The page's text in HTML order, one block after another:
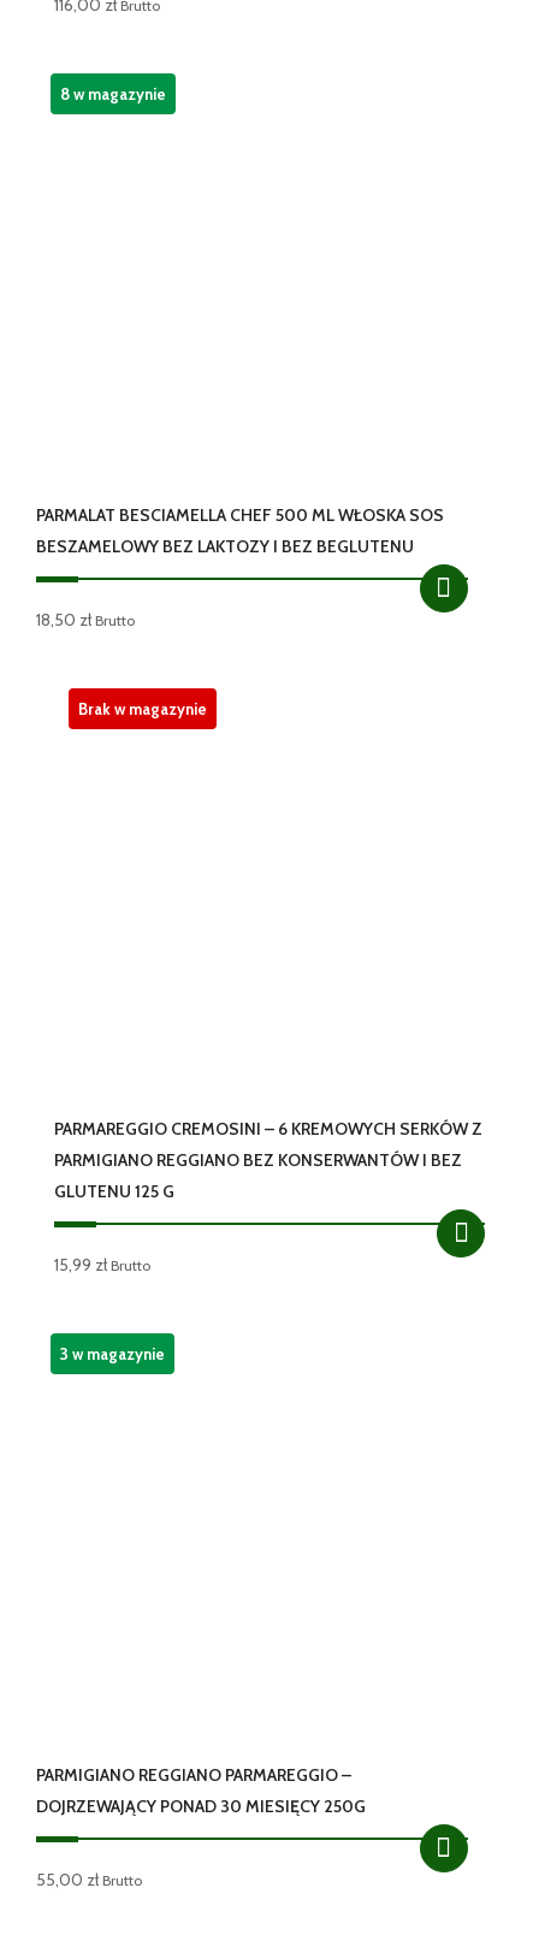
116,00 zł Brutto
PARMALAT BESCIAMELLA CHEF 500 ML WŁOSKA SOS
BESZAMELOWY BEZ LAKTOZY I BEZ BEGLUTENU
18,50 zł Brutto
8 w magazynie
PARMAREGGIO CREMOSINI – 6 KREMOWYCH SERKÓW Z
PARMIGIANO REGGIANO BEZ KONSERWANTÓW I BEZ
GLUTENU 125 G
15,99 zł Brutto
Brak w magazynie
PARMIGIANO REGGIANO PARMAREGGIO –
DOJRZEWAJĄCY PONAD 30 MIESIĘCY 250G
55,00 zł Brutto
3 w magazynie